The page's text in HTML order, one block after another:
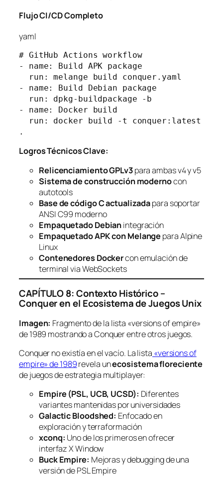
Flujo CI/CD Completo
yaml
# GitHub Actions workflow
- name: Build APK package
run: melange build conquer.yaml
- name: Build Debian package
run: dpkg-buildpackage -b
- name: Docker build
run: docker build -t conquer:latest
.
Logros Técnicos Clave:
Relicenciamiento GPLv3para ambas v4 y v5
Sistema de construcción modernocon
autotools
Base de código C actualizadapara soportar
ANSI C99 moderno
Empaquetado Debianintegración
Empaquetado APK con Melange para Alpine
Linux
Contenedores Dockercon emulación de
terminal via WebSockets
CAPÍTULO 8: Contexto Histórico –
Conquer en el Ecosistema de Juegos Unix
Imagen: Fragmento de la lista «versions of empire»
de 1989 mostrando a Conquer entre otros juegos.
Conquer no existía en el vacío. La lista «versions of
empire» de 1989revela unecosistema floreciente
de juegos de estrategia multiplayer:
Empire (PSL, UCB, UCSD): Diferentes
variantes mantenidas por universidades
Galactic Bloodshed: Enfocado en
exploración y terraformación
xconq: Uno de los primeros en ofrecer
interfaz X Window
Buck Empire: Mejoras y debugging de una
versión de PSL Empire